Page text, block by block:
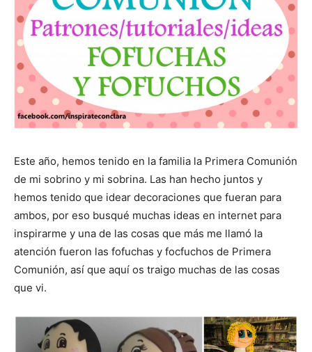
Este año, hemos tenido en la familia la Primera Comunión
de mi sobrino y mi sobrina. Las han hecho juntos y
hemos tenido que idear decoraciones que fueran para
ambos, por eso busqué muchas ideas en internet para
inspirarme y una de las cosas que más me llamó la
atención fueron las fofuchas y focfuchos de Primera
Comunión, así que aquí os traigo muchas de las cosas
que vi.